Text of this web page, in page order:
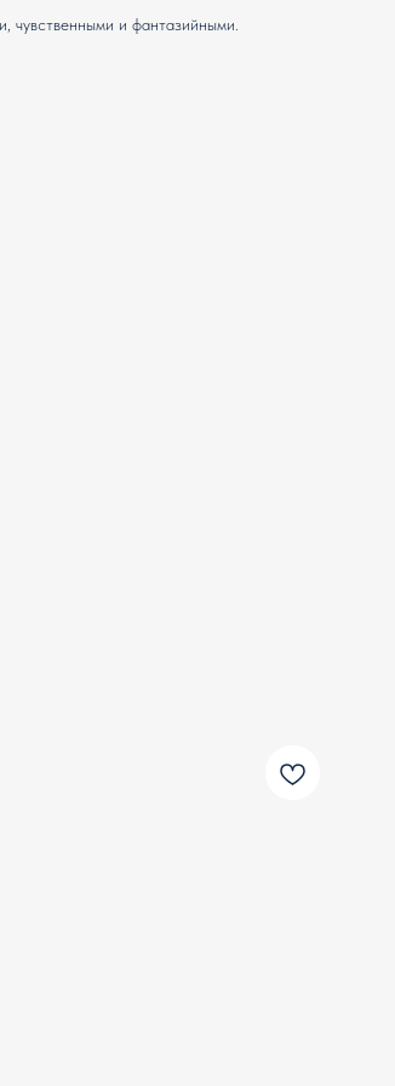
чувственными и фантазийными.